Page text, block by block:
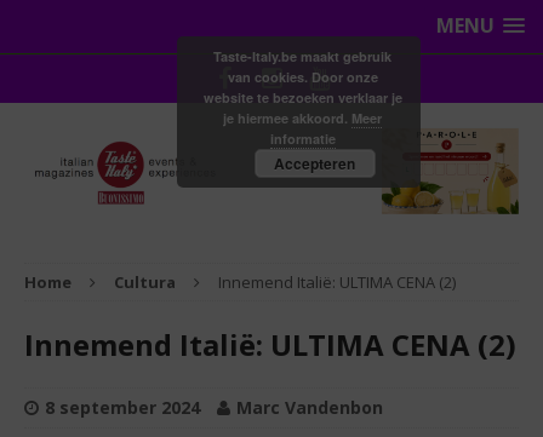
MENU
Home Cultura Innemend Italië: ULTIMA CENA (2)
Innemend Italië: ULTIMA CENA (2)
8 september 2024 Marc Vandenbon
Taste-Italy.be maakt gebruik
van cookies. Door onze
website te bezoeken verklaar je
je hiermee akkoord. Meer
informatie
Accepteren